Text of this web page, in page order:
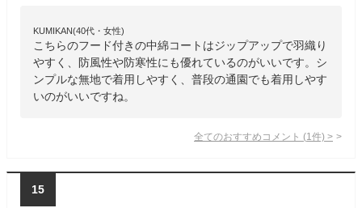
KUMIKAN(40代・女性)
こちらのフード付きの中綿コートはジップアップで羽織り
やすく、防風性や防寒性にも優れているのがいいです。シ
ンプルな無地で着用しやすく、普段の通園でも着用しやす
いのがいいですね。
全てのおすすめコメント (1 件) >
15